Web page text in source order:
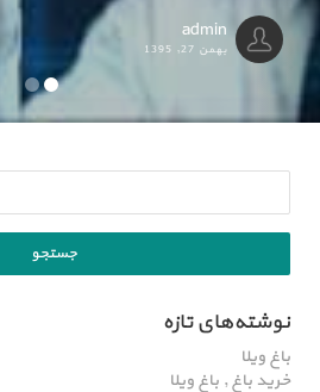
admin
بهمن 27, 1395
نوشته‌های تازه
باغ ویلا
خرید باغ , باغ ویلا